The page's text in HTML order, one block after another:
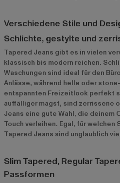
Verschiedene Stile und
Schlichte, gestylte und
Tapered Jeans gibt es in vielen
klassisch bis modern reichen.
Waschungen sind ideal für den
Anlässe, während helle oder
entspannten Freizeitlook perfekt
auffälliger magst, sind zerrissene
Jeans eine gute Wahl, die deinem
Touch verleihen. Egal, für
Tapered Jeans sind unglaublich
Slim Tapered, Regular
Passformen